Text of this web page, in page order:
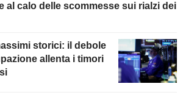
al calo delle scommesse sui rialzi dei
storici: il debole
allenta i timori